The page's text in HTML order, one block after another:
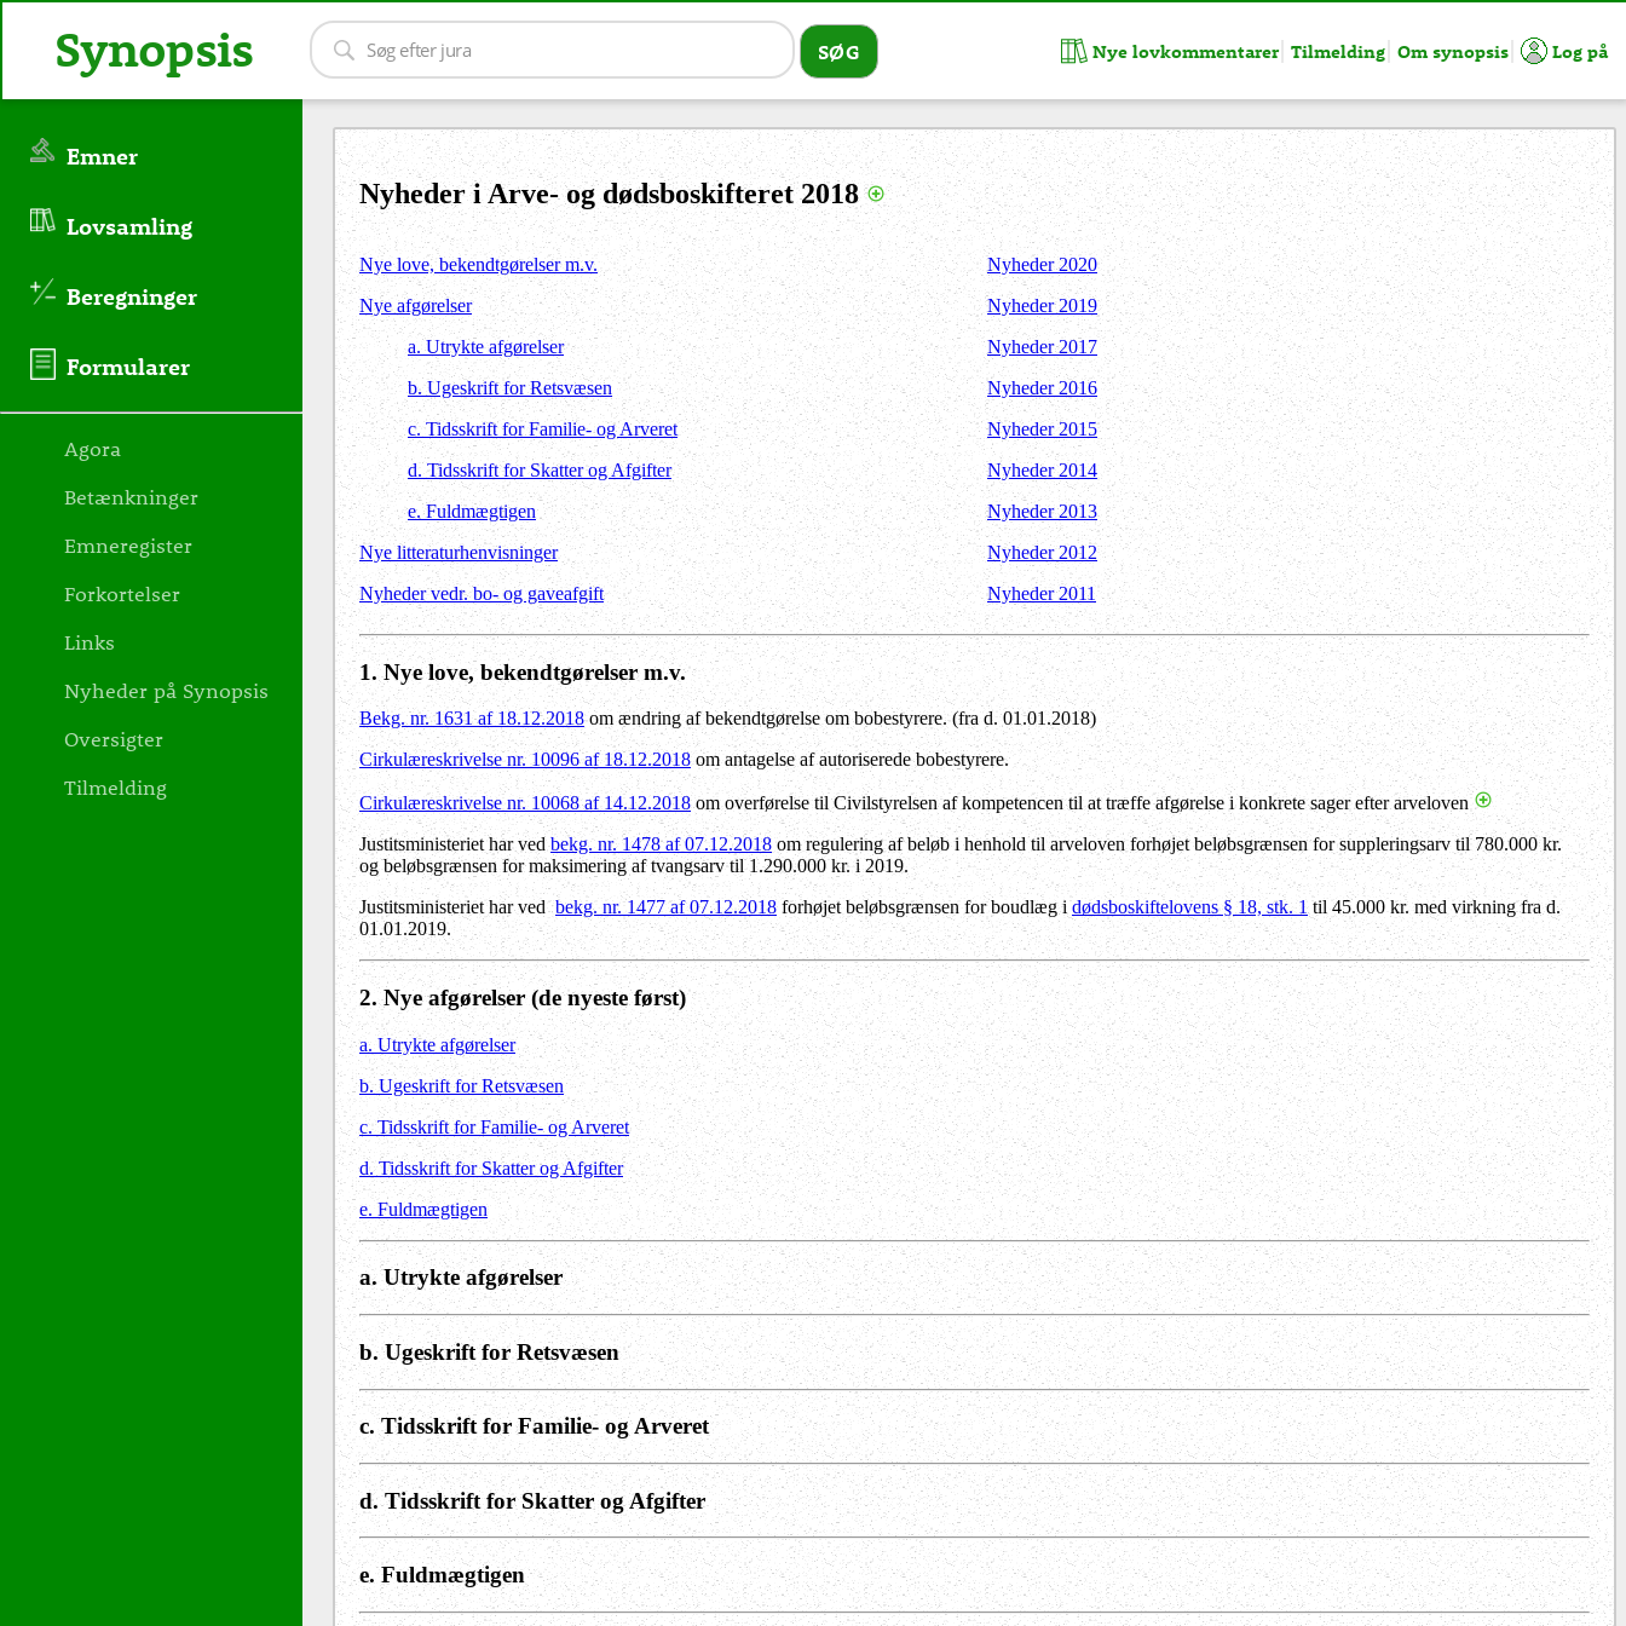
Nyheder i Arve- og dødsboskifteret 2018
Nye love, bekendtgørelser m.v.
Nye afgørelser
a. Utrykte afgørelser
b. Ugeskrift for Retsvæsen
c. Tidsskrift for Familie- og Arveret
d. Tidsskrift for Skatter og Afgifter
e. Fuldmægtigen
Nye litteraturhenvisninger
Nyheder vedr. bo- og gaveafgift
Nyheder 2020
Nyheder 2019
Nyheder 2017
Nyheder 2016
Nyheder 2015
Nyheder 2014
Nyheder 2013
Nyheder 2012
Nyheder 2011
1. Nye love, bekendtgørelser m.v.
Bekg. nr. 1631 af 18.12.2018om ændring af bekendtgørelse om bobestyrere.(fra d. 01.01.2018)
Cirkulæreskrivelse nr. 10096 af 18.12.2018 om antagelse af autoriserede bobestyrere.
Cirkulæreskrivelse nr. 10068 af 14.12.2018om overførelse til Civilstyrelsen af kompetencen til at træffe afgørelse i konkrete sager efter arveloven
Justitsministeriet har vedbekg. nr. 1478 af 07.12.2018om regulering af beløb i henhold til arveloven forhøjet beløbsgrænsen for suppleringsarv til 780.000 kr.
og beløbsgrænsen for maksimering af tvangsarv til 1.290.000 kr. i 2019.
Justitsministeriet har vedbekg. nr. 1477 af 07.12.2018forhøjet beløbsgrænsen for boudlæg idødsboskiftelovens § 18, stk. 1til 45.000 kr. med virkning fra d.
01.01.2019.
2. Nye afgørelser(de nyeste først)
a. Utrykte afgørelser
b. Ugeskrift for Retsvæsen
c. Tidsskrift for Familie- og Arveret
d. Tidsskrift for Skatter og Afgifter
e. Fuldmægtigen
a. Utrykte afgørelser
b. Ugeskrift for Retsvæsen
c. Tidsskrift for Familie- og Arveret
d. Tidsskrift for Skatter og Afgifter
e. Fuldmægtigen
Emner
Lovsamling
Beregninger
Formularer
Agora
Betænkninger
Emneregister
Forkortelser
Links
Nyheder på Synopsis
Oversigter
Tilmelding
Synopsis Nye lovkommentarer Tilmelding Om synopsis Log på